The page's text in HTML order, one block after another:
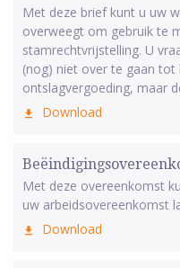
Met deze brief kunt u uw
overweegt om gebruik te
stamrechtvrijstelling. U
(nog) niet over te gaan
ontslagvergoeding, maar
Download
Met deze overeenkomst
uw arbeidsovereenkomst
Download